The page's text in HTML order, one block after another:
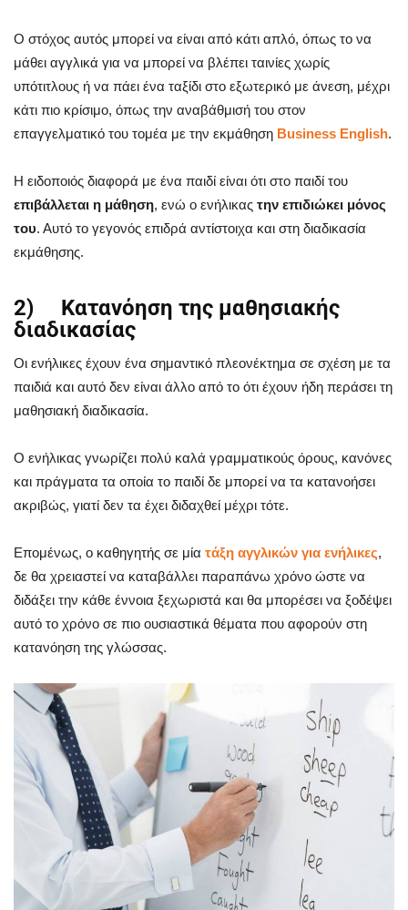
Ο στόχος αυτός μπορεί να είναι από κάτι απλό, όπως το να
μάθει αγγλικά για να μπορεί να βλέπει ταινίες χωρίς
υπότιτλους ή να πάει ένα ταξίδι στο εξωτερικό με άνεση, μέχρι
κάτι πιο κρίσιμο, όπως την αναβάθμισή του στον
επαγγελματικό του τομέα με την εκμάθηση Business English.
Η ειδοποιός διαφορά με ένα παιδί είναι ότι στο παιδί του
επιβάλλεται η μάθηση, ενώ ο ενήλικας την επιδιώκει μόνος
του. Αυτό το γεγονός επιδρά αντίστοιχα και στη διαδικασία
εκμάθησης.
2) Κατανόηση της μαθησιακής
διαδικασίας
Οι ενήλικες έχουν ένα σημαντικό πλεονέκτημα σε σχέση με τα
παιδιά και αυτό δεν είναι άλλο από το ότι έχουν ήδη περάσει τη
μαθησιακή διαδικασία.
Ο ενήλικας γνωρίζει πολύ καλά γραμματικούς όρους, κανόνες
και πράγματα τα οποία το παιδί δε μπορεί να τα κατανοήσει
ακριβώς, γιατί δεν τα έχει διδαχθεί μέχρι τότε.
Επομένως, ο καθηγητής σε μία τάξη αγγλικών για ενήλικες,
δε θα χρειαστεί να καταβάλλει παραπάνω χρόνο ώστε να
διδάξει την κάθε έννοια ξεχωριστά και θα μπορέσει να ξοδέψει
αυτό το χρόνο σε πιο ουσιαστικά θέματα που αφορούν στη
κατανόηση της γλώσσας.